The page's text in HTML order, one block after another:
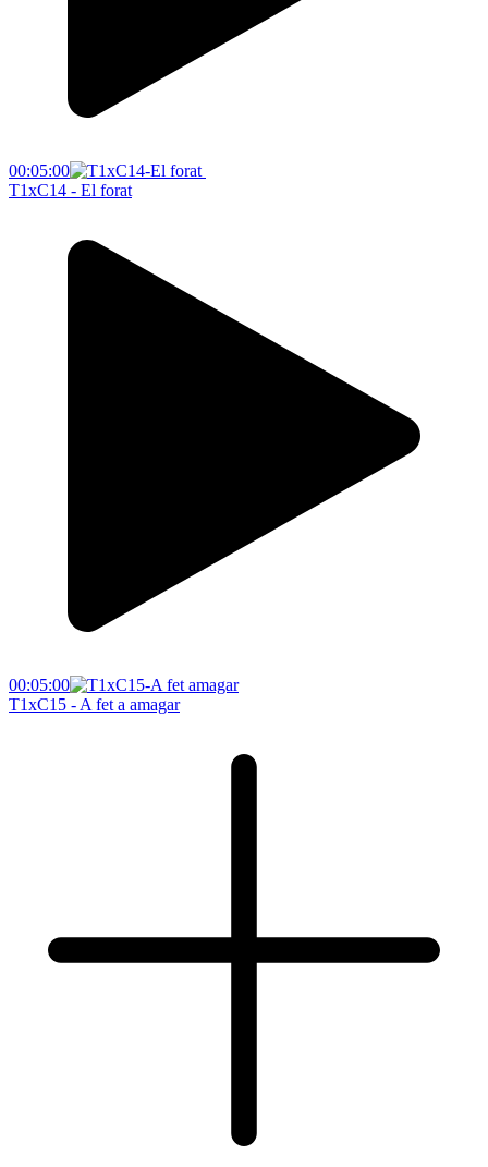
00:05:00
T1xC14 - El forat
00:05:00
T1xC15 - A fet a amagar